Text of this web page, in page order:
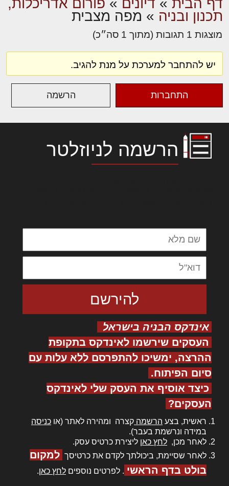
דף הבית » דיונים » פורום אדריכלות,
תכנון ובניה » מפה מצבית
מוצגות 1 תגובות (מתוך 1 סה״כ)
יש להתחבר למערכת על מנת להגיב.
התחברות הרשמה
הרשמה לניוזלטר
אינדקס הבניה בישראל
העסקים שירשמו לאינדקס בתקופת
ההרצה, ימשיכו להתפרסם ללא עלות עם
סיום הפיתוח.
כיצד אוסיף את העסק שלי לאינדקס
העסקים?
ראשית, בצע הרשמה קצרה ומהירה לאתר (או כניסה
במידה ונרשמת בעבר).
לאחר מכן, לחץ כאן ליצירת כרטיס עסק.
לאחר שסיימת, ביכולתך לקדם את כרטיסך למקום
בולט בדף הראשי . לפרטים נוספים לחץ כאן.